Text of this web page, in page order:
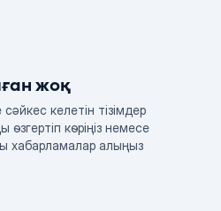
жоқ
келетін тізімдер
көріңіз немесе
хабарламалар алыңыз